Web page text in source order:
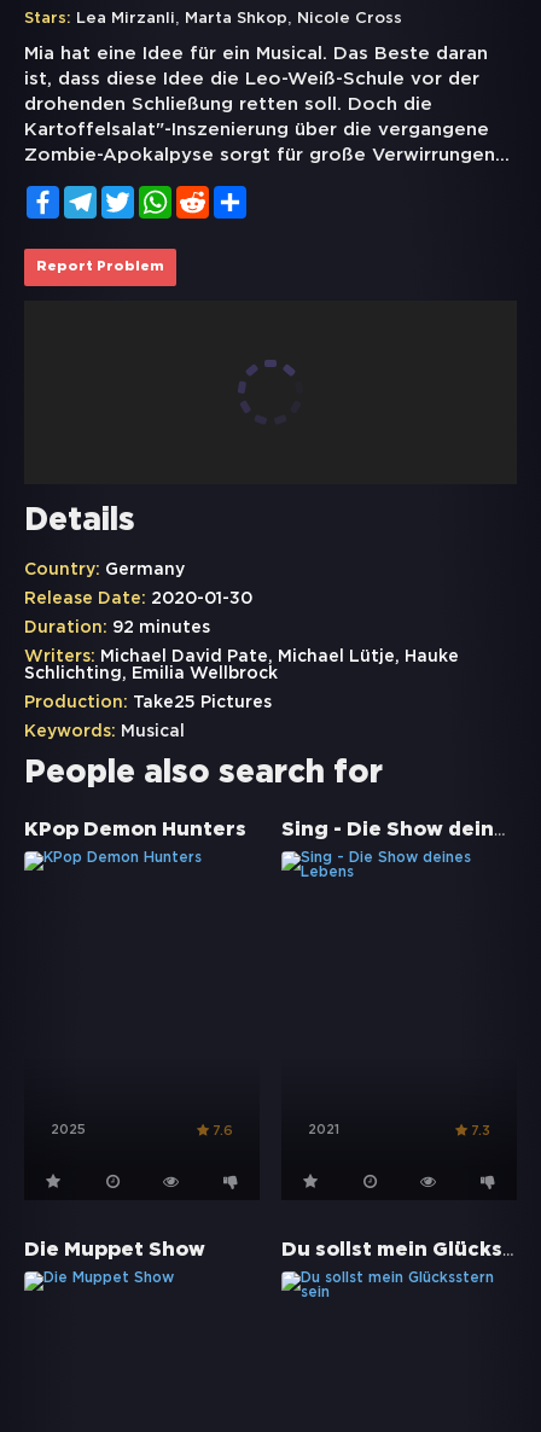
Stars: Lea Mirzanli, Marta Shkop, Nicole Cross
Mia hat eine Idee für ein Musical. Das Beste daran
ist, dass diese Idee die Leo-Weiß-Schule vor der
drohenden Schließung retten soll. Doch die
Kartoffelsalat"-Inszenierung über die vergangene
Zombie-Apokalpyse sorgt für große Verwirrungen...
FacebookTelegramTwitterWhatsApp
Reddit
Report Problem
Details
Country: Germany
Release Date: 2020-01-30
Duration: 92 minutes
Writers: Michael David Pate, Michael Lütje, Hauke
Schlichting, Emilia Wellbrock
Production: Take25 Pictures
Keywords: Musical
People also search for
KPop Demon Hunters
2025 7.6
Sing - Die Show deines Lebens
2021 7.3
Die Muppet Show Du sollst mein Glücksstern sein